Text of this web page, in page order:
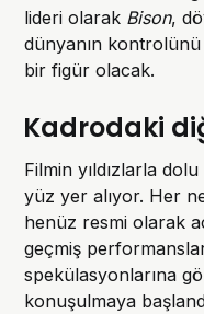
lideri olarak Bison,
dünyanın
bir figür olacak.
Kadrodaki
Filmin yıldızlarla
yüz yer alıyor. Her
henüz resmi olarak
geçmiş
spekülasyonlarına
konuşulmaya